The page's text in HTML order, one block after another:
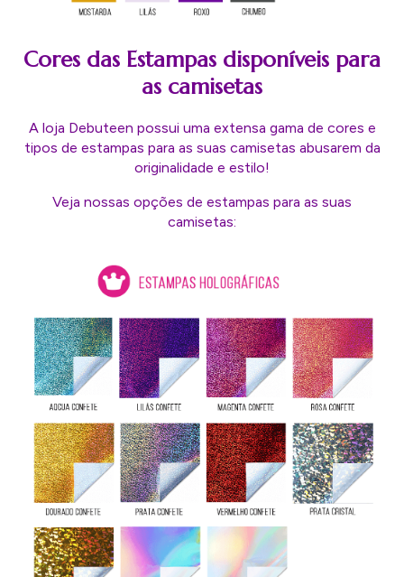
Cores das Estampas disponíveis para
as camisetas
A loja Debuteen possui uma extensa gama de cores e
tipos de estampas para as suas camisetas abusarem da
originalidade e estilo!
Veja nossas opções de estampas para as suas
camisetas: